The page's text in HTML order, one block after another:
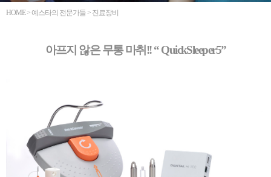
HOME > 예스타의 전문가들 > 진료장비
아프지 않은 무통 마취!! “ QuickSleeper5”